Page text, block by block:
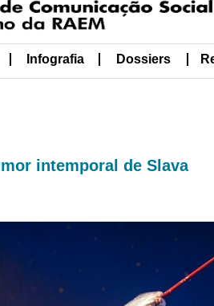
Infografia Dossiers
intemporal de Slava